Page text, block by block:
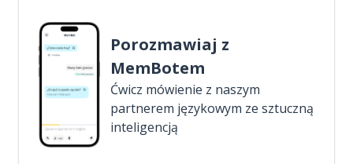
Porozmawiaj z
MemBotem
Ćwicz mówienie z naszym
partnerem językowym ze sztuczną
inteligencją